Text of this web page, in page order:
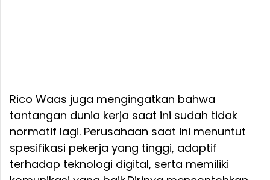
Rico Waas juga mengingatkan bahwa
tantangan dunia kerja saat ini sudah tidak
normatif lagi. Perusahaan saat ini menuntut
spesifikasi pekerja yang tinggi, adaptif
terhadap teknologi digital, serta memiliki